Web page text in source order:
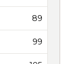
89
99